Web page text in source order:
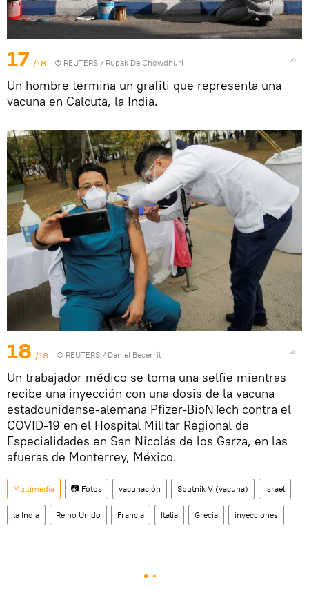
17 /18 © REUTERS / Rupak De Chowdhuri
Un hombre termina un grafiti que representa una
vacuna en Calcuta, la India.
18 /18 © REUTERS / Daniel Becerril
Un trabajador médico se toma una selfie mientras
recibe una inyección con una dosis de la vacuna
estadounidense-alemana Pfizer-BioNTech contra el
COVID-19 en el Hospital Militar Regional de
Especialidades en San Nicolás de los Garza, en las
afueras de Monterrey, México.
Multimedia 📷 Fotos vacunación Sputnik V (vacuna) Israel
la India Reino Unido Francia Italia Grecia inyecciones